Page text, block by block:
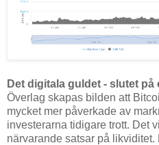
Det digitala guldet - slutet på
Överlag skapas bilden att
mycket mer påverkade av
investerarna tidigare trott. Det
närvarande satsar på